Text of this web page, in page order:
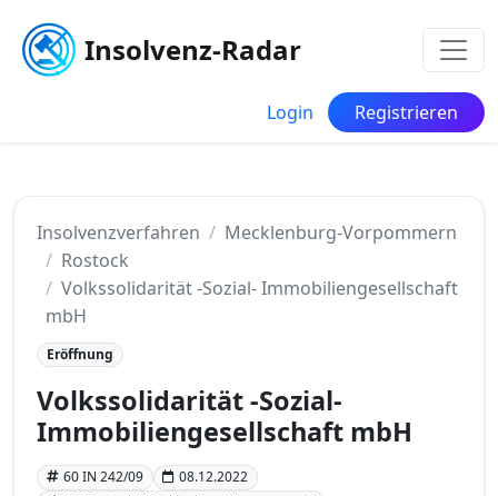
Insolvenz-Radar
Login Registrieren
Insolvenzverfahren
Mecklenburg-Vorpommern
Rostock
Volkssolidarität -Sozial- Immobiliengesellschaft
mbH
Eröffnung
Volkssolidarität -Sozial-
Immobiliengesellschaft mbH
60 IN 242/09
08.12.2022